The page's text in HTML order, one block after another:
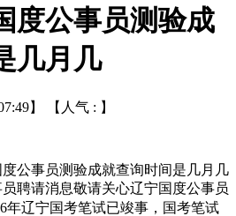
度公事员测验成
几月几
】 【人气 : 】
公事员测验成就查询时间是几月几
聘请消息敬请关心辽宁国度公事员
年辽宁国考笔试已竣事，国考笔试